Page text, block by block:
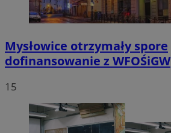
Mysłowice otrzymały spore
dofinansowanie z WFOŚiGW
15